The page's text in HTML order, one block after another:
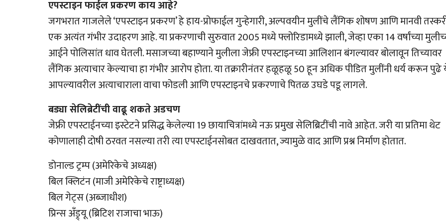
एपस्टाइन फाईल प्रकरण काय आहे?
जगभरात गाजलेले ‘एपस्टाइन प्रकरण’ हे हाय-प्रोफाईल गुन्हेगारी, अल्पवयीन मुलींचे लैंगिक शोषण आणि मानवी
एक अत्यंत गंभीर उदाहरण आहे. या प्रकरणाची सुरुवात 2005 मध्ये फ्लोरिडामध्ये झाली, जेव्हा एका 14 वर्षांच्या
आईने पोलिसांत धाव घेतली. मसाजच्या बहाण्याने मुलीला जेफ्री एपस्टाइनच्या आलिशान बंगल्यावर बोलावून तिच्यावर
लैंगिक अत्याचार केल्याचा हा गंभीर आरोप होता. या तक्रारीनंतर हळूहळू 50 हून अधिक पीडित मुलींनी धर्य करून
आपल्यावरील अत्याचाराला वाचा फोडली आणि एपस्टाइनचे प्रकरणाचे पितळ उघडे पडू लागले.
बड्या सेलिब्रेटींची वाढू शकते अडचण
जेफ्री एपस्टाईनच्या इस्टेटने प्रसिद्ध केलेल्या 19 छायाचित्रांमध्ये नऊ प्रमुख सेलिब्रिटींची नावे आहेत. जरी या प्रतिमा थेट
कोणालाही दोषी ठरवत नसल्या तरी त्या एपस्टाईनसोबत दाखवतात, ज्यामुळे वाद आणि प्रश्न निर्माण होतात.
डोनाल्ड ट्रम्प (अमेरिकेचे अध्यक्ष)
बिल क्लिटंन (माजी अमेरिकेचे राष्ट्राध्यक्ष)
बिल गेट्स (अब्जाधीश)
प्रिन्स अँड्र्यू (ब्रिटिश राजाचा भाऊ)